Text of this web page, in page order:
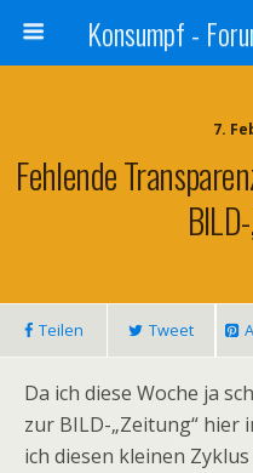
7.
Fehlende
Teilen Tweet
Da ich diese Woche ja
zur BILD-„Zeitung“ hier
ich diesen kleinen